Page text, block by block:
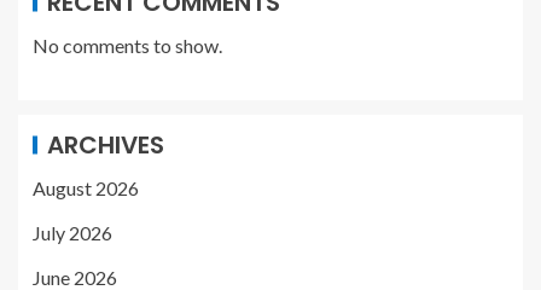
No comments to show.
ARCHIVES
August 2026
July 2026
June 2026